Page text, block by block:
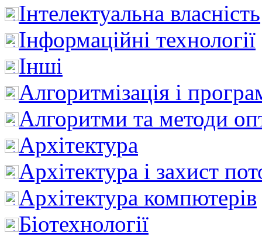
Інтелектуальна влaсність
Інформаційні технології
Інші
Алгоритмізація і
Алгоритми та методи
Архітектура
Архітектура і захист
Архітектура компютерів
Біотехнології